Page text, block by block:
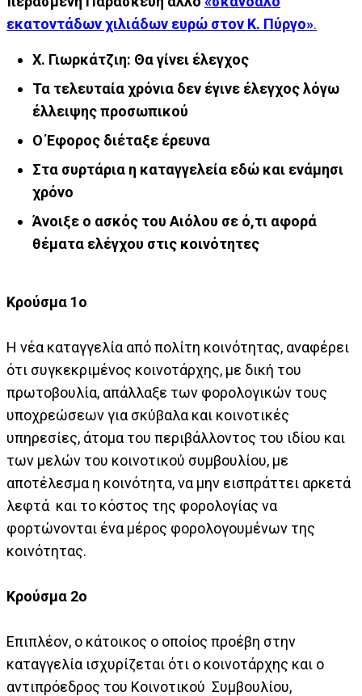
εκατοντάδων χιλιάδων ευρώ στον Κ. Πύργο».
Χ. Γιωρκάτζιη: Θα γίνει έλεγχος
Τα τελευταία χρόνια δεν έγινε έλεγχος λόγω
έλλειψης προσωπικού
Ο Έφορος διέταξε έρευνα
Στα συρτάρια η καταγγελεία εδώ και ενάμησι
χρόνο
Άνοιξε ο ασκός του Αιόλου σε ό,τι αφορά
θέματα ελέγχου στις κοινότητες
Κρούσμα 1ο
Η νέα καταγγελία από πολίτη κοινότητας, αναφέρει
ότι συγκεκριμένος κοινοτάρχης, με δική του
πρωτοβουλία, απάλλαξε των φορολογικών τους
υποχρεώσεων για σκύβαλα και κοινοτικές
υπηρεσίες, άτομα του περιβάλλοντος του ιδίου και
των μελών του κοινοτικού συμβουλίου, με
αποτέλεσμα η κοινότητα, να μην εισπράττει αρκετά
λεφτά και το κόστος της φορολογίας να
φορτώνονται ένα μέρος φορολογουμένων της
κοινότητας.
Κρούσμα 2ο
Επιπλέον, ο κάτοικος ο οποίος προέβη στην
καταγγελία ισχυρίζεται ότι ο κοινοτάρχης και ο
αντιπρόεδρος του Κοινοτικού Συμβουλίου,